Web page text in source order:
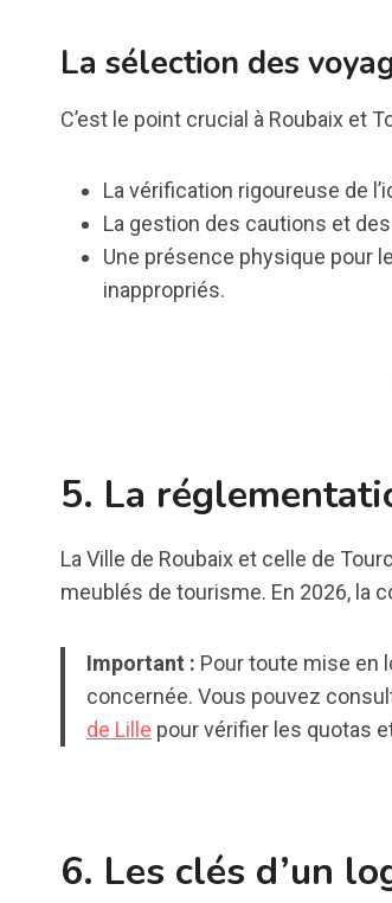
La sélection des
C’est le point crucial à Roubaix et
La vérification rigoureuse de
La gestion des cautions et
Une présence physique pour
inappropriés.
5. La
La Ville de Roubaix et celle de
meublés de tourisme. En 2026, la
Important : Pour toute mise en
concernée. Vous pouvez
de Lille pour vérifier les quotas
6. Les clés d’un